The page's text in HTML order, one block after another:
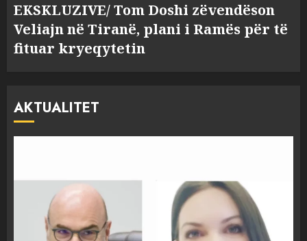
EKSKLUZIVE/ Tom Doshi zëvendëson
Veliajn në Tiranë, plani i Ramës për të
fituar kryeqytetin
AKTUALITET